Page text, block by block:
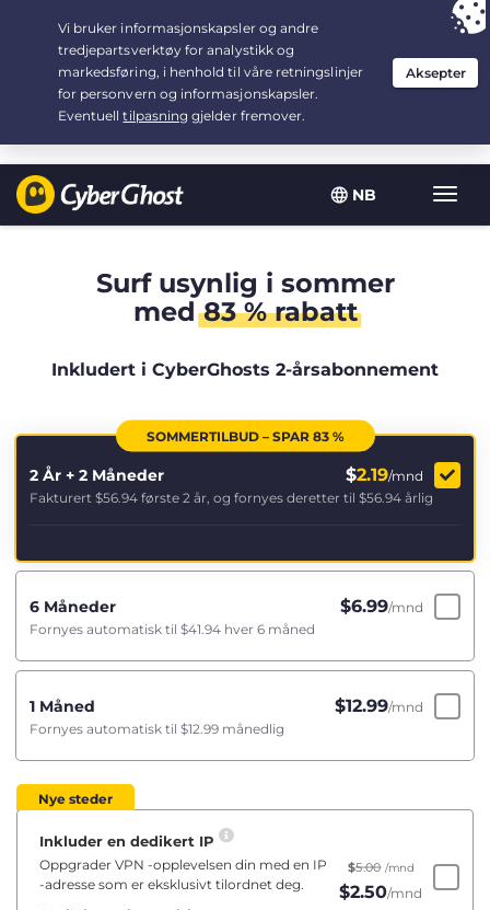
NB
Vis/
Your choice: The Best Dealfor 2.1666666666667-years at $
/month
Surf usynlig i sommer
med83 % rabatt
Inkludert i CyberGhosts 2-årsabonnement
SOMMERTILBUD – SPAR 83 %
2 År + 2 Måneder $2.19/mnd
Fakturert $56.94 første 2 år, og fornyes deretter til $56.94 årlig
6 Måneder $6.99/mnd
Fornyes automatisk til $41.94 hver 6 måned
1 Måned $12.99/mnd
Fornyes automatisk til $12.99 månedlig
Nye steder
Inkluder en dedikert IP
Oppgrader VPN -opplevelsen din med en IP
-adresse som er eksklusivt tilordnet deg.
$5.00 /mnd
$2.50/mnd